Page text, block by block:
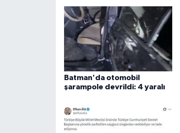
Batman'da otomobil
şarampole devrildi: 4 yaralı